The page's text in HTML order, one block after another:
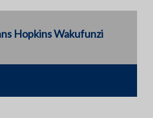
Hopkins Wakufunzi